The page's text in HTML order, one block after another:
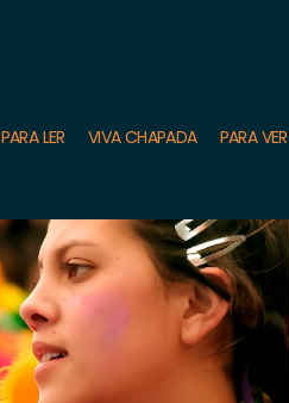
PARA LER VIVA CHAPADA PARA VER